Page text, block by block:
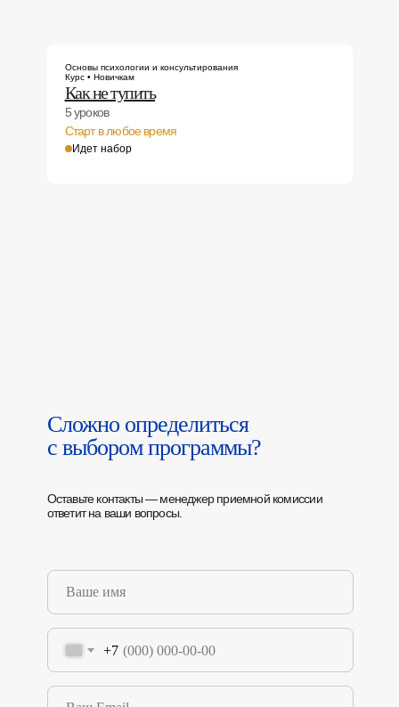
Основы психологии и консультирования
Курс • Новичкам
Как не тупить
5 уроков
Старт в любое время
Идет набор
Сложно определиться
с выбором программы?
+7
Оставьте контакты — менеджер приемной комиссии
ответит на ваши вопросы.